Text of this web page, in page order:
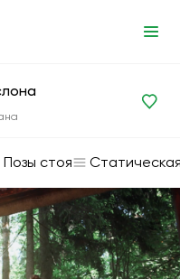
Позы стоя